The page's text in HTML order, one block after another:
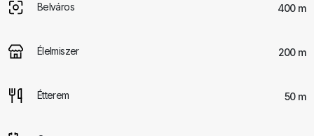
Belváros 400 m
Élelmiszer 200 m
Étterem 50 m